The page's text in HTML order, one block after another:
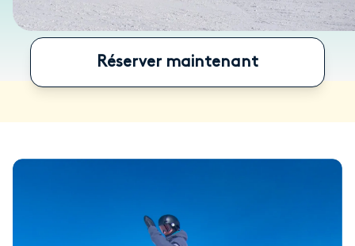
Réserver maintenant